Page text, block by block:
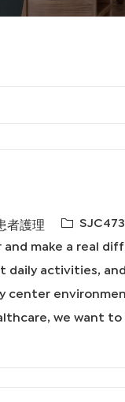
者護理
必
I
D
make a real
daily activities,
center
we want to